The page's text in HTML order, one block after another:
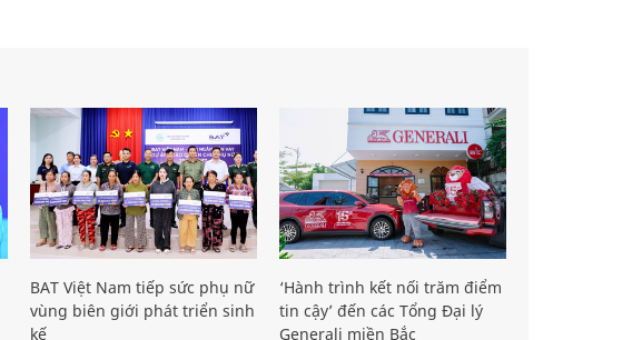
BAT Việt Nam tiếp sức phụ nữ
vùng biên giới phát triển sinh
kế
‘Hành trình kết nối trăm điểm
tin cậy’ đến các Tổng Đại lý
Generali miền Bắc